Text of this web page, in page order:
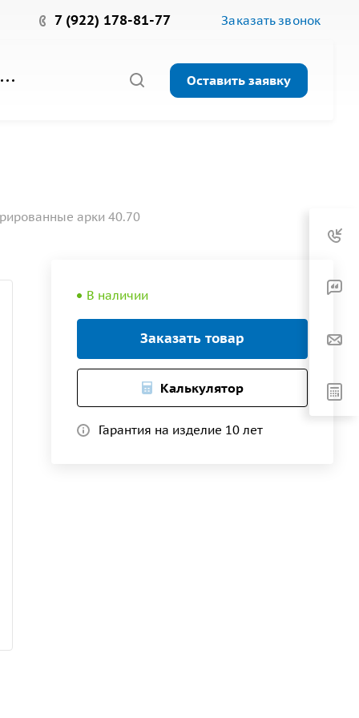
7 (922) 178-81-77 Заказать звонок
Оставить заявку
арки 40.70
В наличии
Заказать товар
Калькулятор
Гарантия на изделие 10 лет